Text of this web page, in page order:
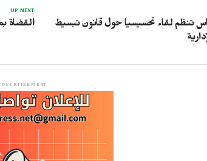
UP NEXT
القضاة
تنظم لقاء تحسيسيا حول قانون تبسيط